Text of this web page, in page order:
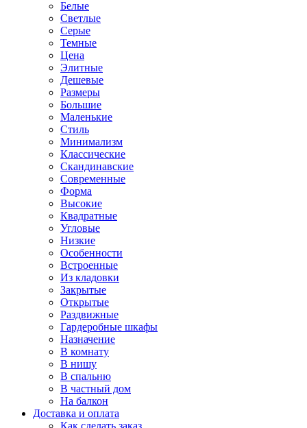
Белые
Светлые
Серые
Темные
Цена
Элитные
Дешевые
Размеры
Большие
Маленькие
Стиль
Минимализм
Классические
Скандинавские
Современные
Форма
Высокие
Квадратные
Угловые
Низкие
Особенности
Встроенные
Из кладовки
Закрытые
Открытые
Раздвижные
Гардеробные шкафы
Назначение
В комнату
В нишу
В спальню
В частный дом
На балкон
Доставка и оплата
Как сделать заказ